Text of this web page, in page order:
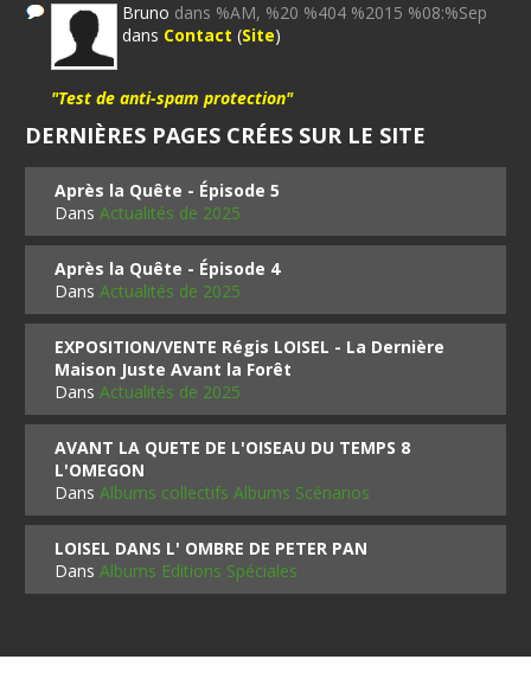
Bruno dans %AM, %20 %404 %2015 %08:%Sep
dans Contact (Site)
"Test de anti-spam protection"
DERNIÈRES PAGES CRÉES SUR LE SITE
Après la Quête - Épisode 5
DansActualités de 2025
Après la Quête - Épisode 4
DansActualités de 2025
EXPOSITION/VENTE Régis LOISEL - La Dernière
Maison Juste Avant la Forêt
DansActualités de 2025
AVANT LA QUETE DE L'OISEAU DU TEMPS 8
L'OMEGON
DansAlbums collectifs Albums Scénarios
LOISEL DANS L' OMBRE DE PETER PAN
DansAlbums Editions Spéciales